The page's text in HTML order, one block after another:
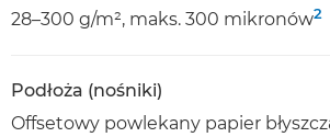
28–300 g/m², maks. 300 mikronów2
Podłoża (nośniki)
Offsetowy powlekany papier